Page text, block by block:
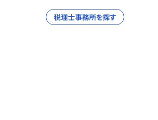
税理士事務所を探す